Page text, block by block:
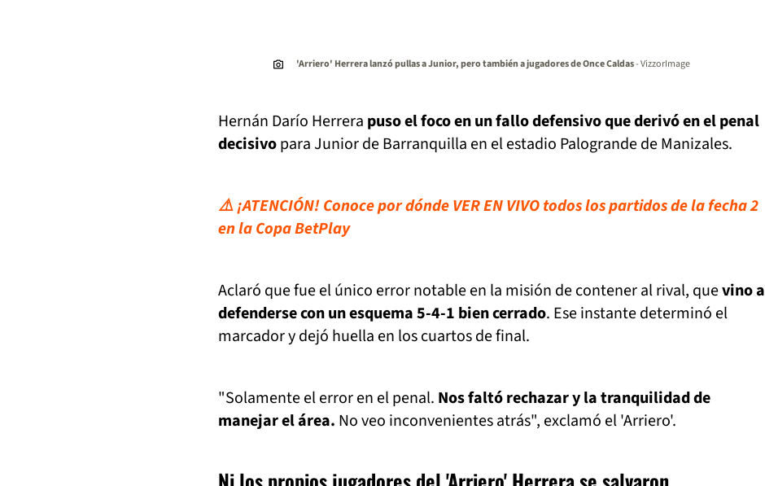
'Arriero' Herrera lanzó pullas a Junior, pero también a jugadores de Once Caldas- VizzorImage
Hernán Darío Herrera puso el foco en un fallo defensivo que derivó en el penal
decisivopara Junior de Barranquilla en el estadio Palogrande de Manizales.
⚠️ ¡ATENCIÓN! Conoce por dónde VER EN VIVO todos los partidos de la fecha 2
en la Copa BetPlay
Aclaró que fue el único error notable en la misión de contener al rival, quevino a
defenderse con un esquema 5-4-1 bien cerrado. Ese instante determinó el
marcador y dejó huella en los cuartos de final.
"Solamente el error en el penal. Nos faltó rechazar y la tranquilidad de
manejar el área. No veo inconvenientes atrás", exclamó el 'Arriero'.